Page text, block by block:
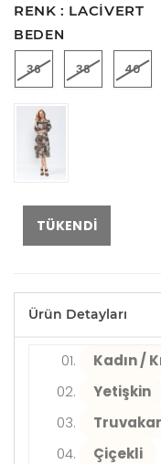
RENK : LACIVERT
BEDEN
36 38 40
TÜKENDI
Ürün Detayları
Kadın /
Yetişkin
Çiçekli